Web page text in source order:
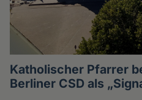
Katholischer Pfarrer
Berliner CSD als